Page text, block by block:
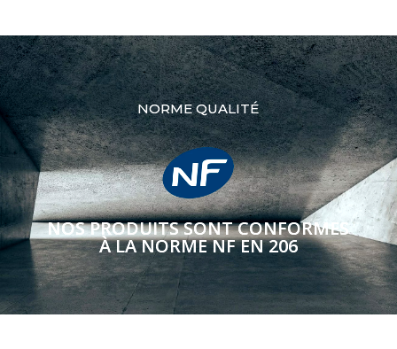
NORME QUALITÉ
NOS PRODUITS SONT CONFORMES
À LA NORME NF EN 206